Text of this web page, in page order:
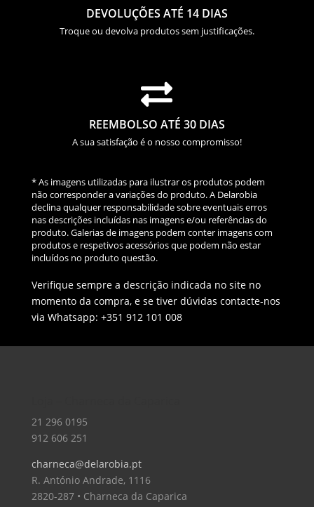
DEVOLUÇÕES ATÉ 14 DIAS
Troque ou devolva produtos sem justificações.

REEMBOLSO ATÉ 30 DIAS
A sua satisfação é o nosso compromisso!
* As imagens utilizadas para ilustrar os produtos podem
não corresponder a variações do produto. A Delarobia
declina qualquer responsabilidade sobre eventuais erros
nas descrições incluídas nas imagens e/ou referências do
produto. Galerias de imagens podem conter imagens com
produtos e respetivos acessórios que podem não estar
incluídos no produto questão.
Verifique sempre a descrição indicada no site no
momento da compra, e se tiver dúvidas contacte-nos
via Whatsapp: +351 912 101 008
21 296 0195
912 606 251
charneca@delarobia.pt
R. António Andrade, 1116
2820-287 • Charneca da Caparica